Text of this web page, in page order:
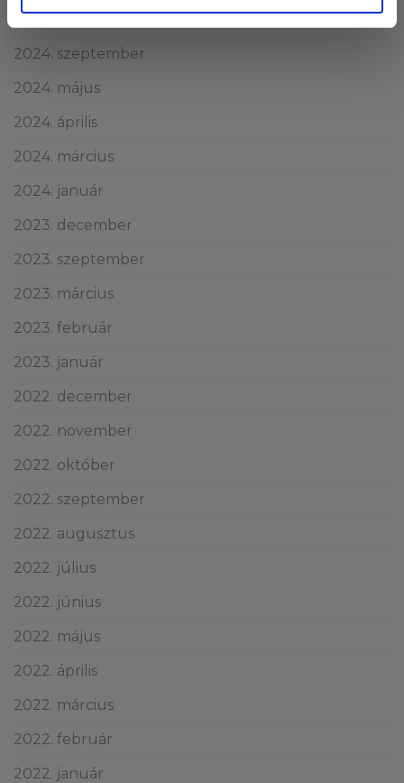
2024. október
2024. szeptember
2024. május
2024. április
2024. március
2024. január
2023. december
2023. szeptember
2023. március
2023. február
2023. január
2022. december
2022. november
2022. október
2022. szeptember
2022. augusztus
2022. július
2022. június
2022. május
2022. április
2022. március
2022. február
2022. január